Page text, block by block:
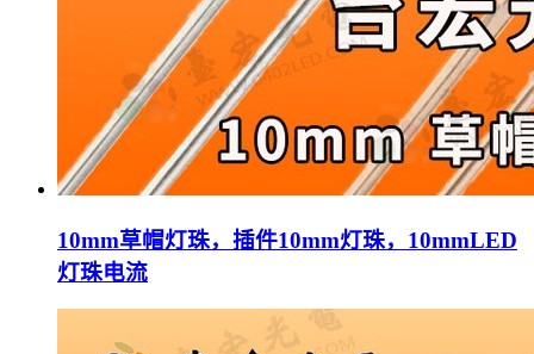
10mm草帽灯珠，插件10mm灯珠，10mmLED
灯珠电流